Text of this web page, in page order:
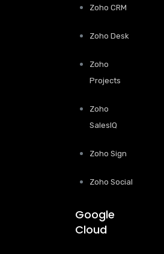
Zoho CRM
Zoho Desk
Zoho
Projects
Zoho
SalesIQ
Zoho Sign
Zoho Social
Google
Cloud